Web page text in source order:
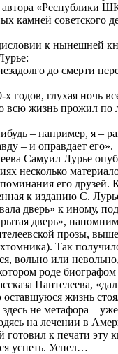
автора «Республики
камней советского
к нынешней
до смерти
х годов, глухая ночь
всю жизнь прожил по
– например, я –
– и оправдает его».
Самуил Лурье
несколько
его друзей.
к изданию С.
дверь» к иному,
дверь»,
прозы,
Так
вольно или невольно,
роде биографом
Пантелеева,
жизнь
не метафора –
на лечении в
готовил к печати эту
успеть. Успел…